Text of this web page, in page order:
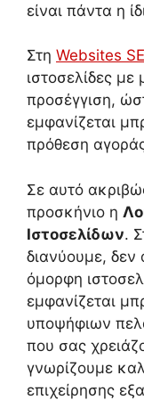
είναι πάντα η
Στη Websites
ιστοσελίδες
προσέγγιση,
εμφανίζεται
πρόθεση
Σε αυτό
προσκήνιο η
Ιστοσελίδων.
διανύουμε, δεν
όμορφη
εμφανίζεται
υποψήφιων
που σας
γνωρίζουμε
επιχείρησης